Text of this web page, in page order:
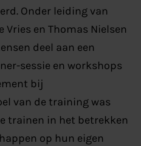
Onder leiding van
Vries en Thomas Nielsen
deel aan een
sessie en workshops
bij
van de training was
trainen in het betrekken
op hun eigen